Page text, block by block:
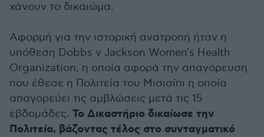
χάνουν το δικαιώμα.
Αφορμή για την ιστορική ανατροπή ήταν η
υπόθεση Dobbs v Jackson Women's Health
Organization, η οποία αφορά την απαγόρευση
που έθεσε η Πολιτεία του Μισισίπι η οποία
απαγορεύει τις αμβλώσεις μετά τις 15
εβδομάδες. Το Δικαστήριο δικαίωσε την
Πολιτεία, βάζοντας τέλος στο συνταγματικό